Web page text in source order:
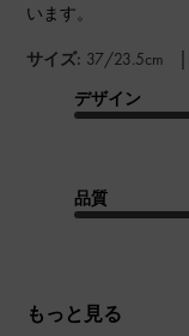
います。
サイズ: 37/23.5cm |
デザイン
品質
もっと見る